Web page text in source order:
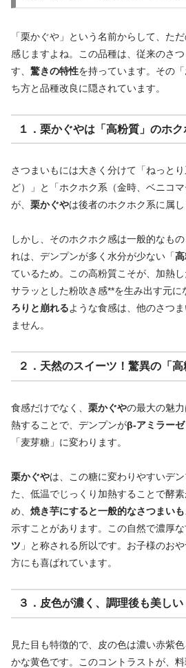
「栗かぐや」という名前からして、た
感じますよね。この品種は、従来のさ
す、 驚きの特性を持っています。その
ち方と品種改良に隠されています。
１．栗かぐやは「高粉質」のホク
さつまいもには大きく分けて「ねっと
ど）」と「ホクホク系（金時、ベニコ
が、 栗かぐやは後者のホクホク系に属し
しかし、そのホクホク感は一般的なも
れは、デンプンが多く水分が少ない「
ているため。この高粉質こそが、加熱
サラッとした粉吹き感**を生み出す元に
ろりと崩れるような食感は、他のさつ
ません。
２．天然のスイーツ！驚異の「高
食感だけでなく、 栗かぐやの最大の魅
熱することで、デンプンがβ-アミラーゼ
「麦芽糖」に変わります。
栗かぐやは、この糖に変わりやすいデ
た、低温でじっくり加熱することで酵
め、 焼き芋にすると一般的なさつまい
示すことがあります。この自然で濃厚
ツ 」と称される所以です。お子様のお
方にも喜ばれています。
３．皮色が濃く、調理後も美しい
見た目も特徴的で、皮の色は濃い赤紫
かな黄色です。このコントラストが、